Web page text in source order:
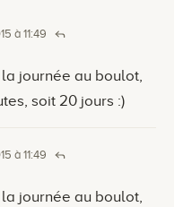
à 11:49
journée au boulot,
soit 20 jours :)
à 11:49
journée au boulot,